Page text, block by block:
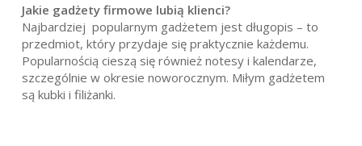
Jakie gadżety firmowe lubią klienci?
Najbardziej popularnym gadżetem jest długopis – to
przedmiot, który przydaje się praktycznie każdemu.
Popularnością cieszą się również notesy i kalendarze,
szczególnie w okresie noworocznym. Miłym gadżetem
są kubki i filiżanki.